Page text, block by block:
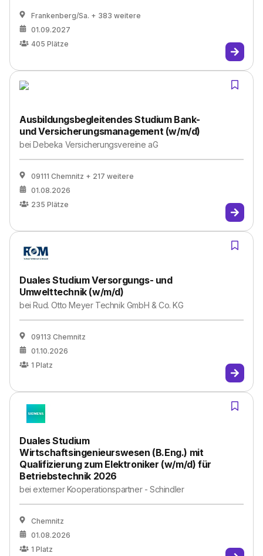
Frankenberg/Sa. + 383 weitere
01.09.2027
405 Plätze
Ausbildungsbegleitendes Studium Bank-
und Versicherungsmanagement (w/m/d)
beiDebeka Versicherungsvereine aG
09111 Chemnitz + 217 weitere
01.08.2026
235 Plätze
Duales Studium Versorgungs- und
Umwelttechnik (w/m/d)
beiRud. Otto Meyer Technik GmbH & Co. KG
09113 Chemnitz
01.10.2026
1 Platz
Duales Studium
Wirtschaftsingenieurswesen (B.Eng.) mit
Qualifizierung zum Elektroniker (w/m/d) für
Betriebstechnik 2026
beiexterner Kooperationspartner - Schindler
Chemnitz
01.08.2026
1 Platz